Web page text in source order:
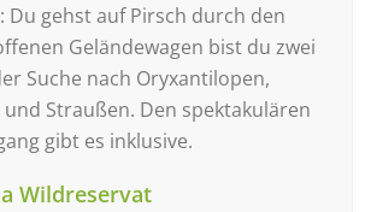
Du gehst auf Pirsch durch den
Geländewagen bist du zwei
Suche nach Oryxantilopen,
Straußen. Den spektakulären
gibt es inklusive.
Wildreservat